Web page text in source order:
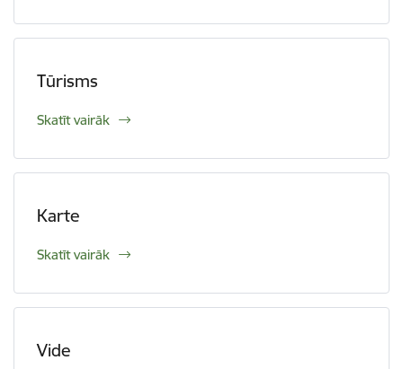
Tūrisms
Skatīt vairāk
Karte
Skatīt vairāk
Vide